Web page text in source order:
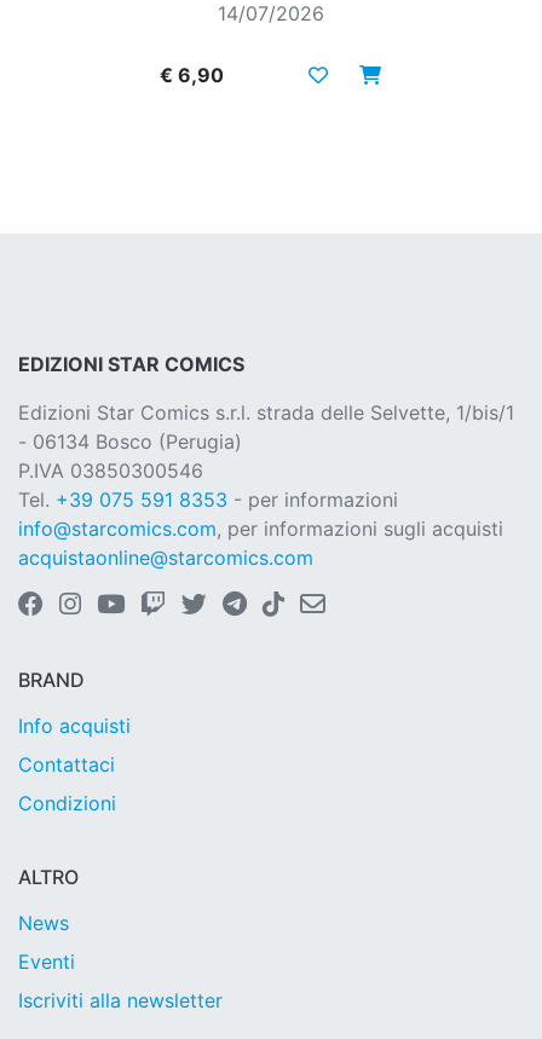
14/07/2026
€ 6,90
EDIZIONI STAR COMICS
Edizioni Star Comics s.r.l. strada delle Selvette, 1/bis/1
- 06134 Bosco (Perugia)
P.IVA 03850300546
Tel. +39 075 591 8353 - per informazioni
info@starcomics.com, per informazioni sugli acquisti
acquistaonline@starcomics.com
BRAND
Info acquisti
Contattaci
Condizioni
ALTRO
News
Eventi
Iscriviti alla newsletter